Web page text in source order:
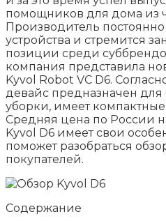
помощников для дома из
Производитель
устройства и стремится
позиции среди
компания представила
Kyvol Robot VC D6.
девайс предназначен для
уборки, имеет
Средняя цена по России
Kyvol D6 имеет свои
поможет разобраться
покупателей.
Содержание